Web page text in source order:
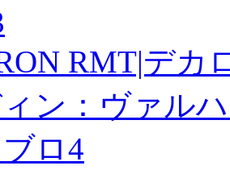
RMT|デカ
ン：ヴァル
ロ4